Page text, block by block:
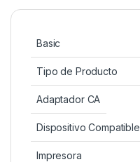
Basic
Tipo de Producto
Adaptador CA
Dispositivo Compatible
Impresora